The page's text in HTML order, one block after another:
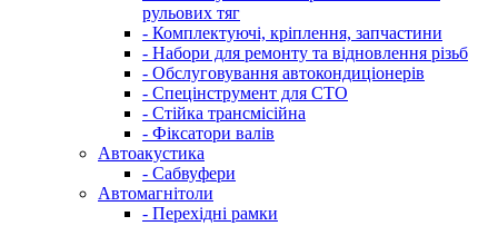
рульових тяг
- Комплектуючі, кріплення, запчастини
- Набори для ремонту та відновлення різьб
- Обслуговування автокондиціонерів
- Спецінструмент для СТО
- Стійка трансмісійна
- Фіксатори валів
Автоакустика
- Сабвуфери
Автомагнітоли
- Перехідні рамки